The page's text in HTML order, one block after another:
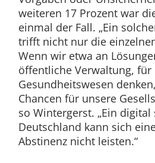
weiteren 17 Prozent war
einmal der Fall. „Ein
trifft nicht nur die
Wenn wir etwa an
öffentliche Verwaltung,
Gesundheitswesen
Chancen für unsere
so Wintergerst. „Ein digital
Deutschland kann sich
Abstinenz nicht leisten.“